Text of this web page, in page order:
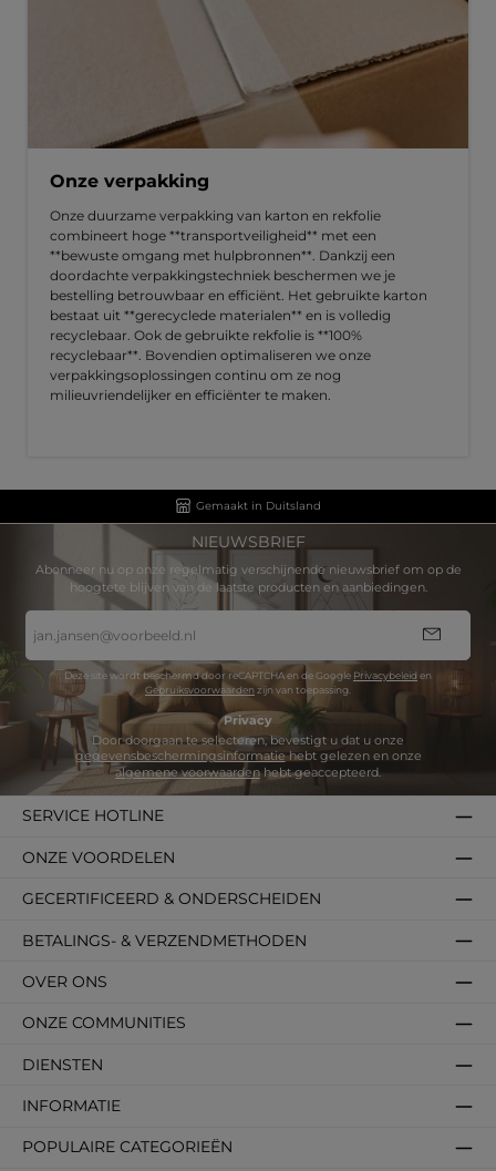
Onze verpakking
Onze duurzame verpakking van karton en rekfolie
combineert hoge **transportveiligheid** met een
**bewuste omgang met hulpbronnen**. Dankzij een
doordachte verpakkingstechniek beschermen we je
bestelling betrouwbaar en efficiënt. Het gebruikte karton
bestaat uit **gerecyclede materialen** en is volledig
recyclebaar. Ook de gebruikte rekfolie is **100%
recyclebaar**. Bovendien optimaliseren we onze
verpakkingsoplossingen continu om ze nog
milieuvriendelijker en efficiënter te maken.
Gemaakt in Duitsland
NIEUWSBRIEF
Abonneer nu op onze regelmatig verschijnende nieuwsbrief om op de
hoogtete blijven van de laatste producten en aanbiedingen.
mailadres
*
Deze site wordt beschermd door reCAPTCHA en de Google Privacybeleid en
Gebruiksvoorwaarden zijn van toepassing.
Privacy
gegevensbeschermingsinformatie
algemene voorwaardenhebt geaccepteerd.
SERVICE HOTLINE
DIENSTEN
INFORMATIE
POPULAIRE CATEGORIEËN
BETALINGS- & VERZENDMETHODEN
OVER ONS
GECERTIFICEERD & ONDERSCHEIDEN
ONZE VOORDELEN
ONZE COMMUNITIES